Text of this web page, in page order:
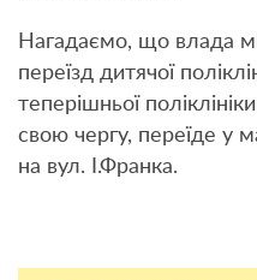
Нагадаємо, що влада
переїзд дитячої
теперішньої
свою чергу, переїде у
на вул. І.Франка.